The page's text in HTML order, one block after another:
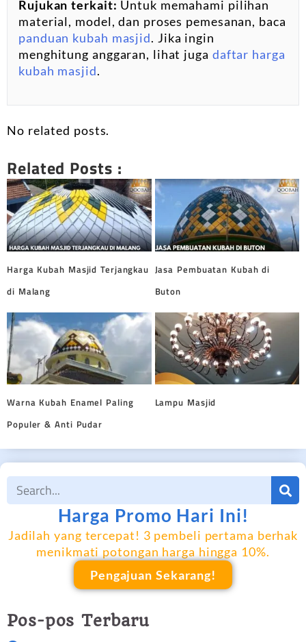
Rujukan terkait: Untuk memahami pilihan
material, model, dan proses pemesanan, baca
panduan kubah masjid. Jika ingin
menghitung anggaran, lihat juga daftar harga
kubah masjid.
No related posts.
Related Posts :
Harga Kubah Masjid Terjangkau
di Malang
Jasa Pembuatan Kubah di
Buton
Warna Kubah Enamel Paling
Populer & Anti Pudar
Lampu Masjid
Harga Promo Hari Ini!
Jadilah yang tercepat! 3 pembeli pertama berhak
menikmati potongan harga hingga 10%.
Pengajuan Sekarang!
Pos-pos Terbaru